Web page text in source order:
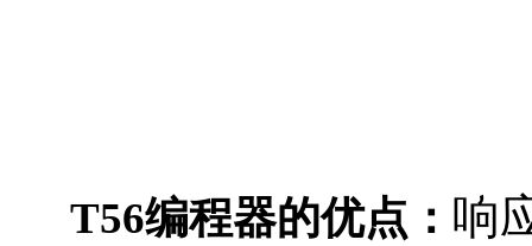
T56编程器的优点： 响